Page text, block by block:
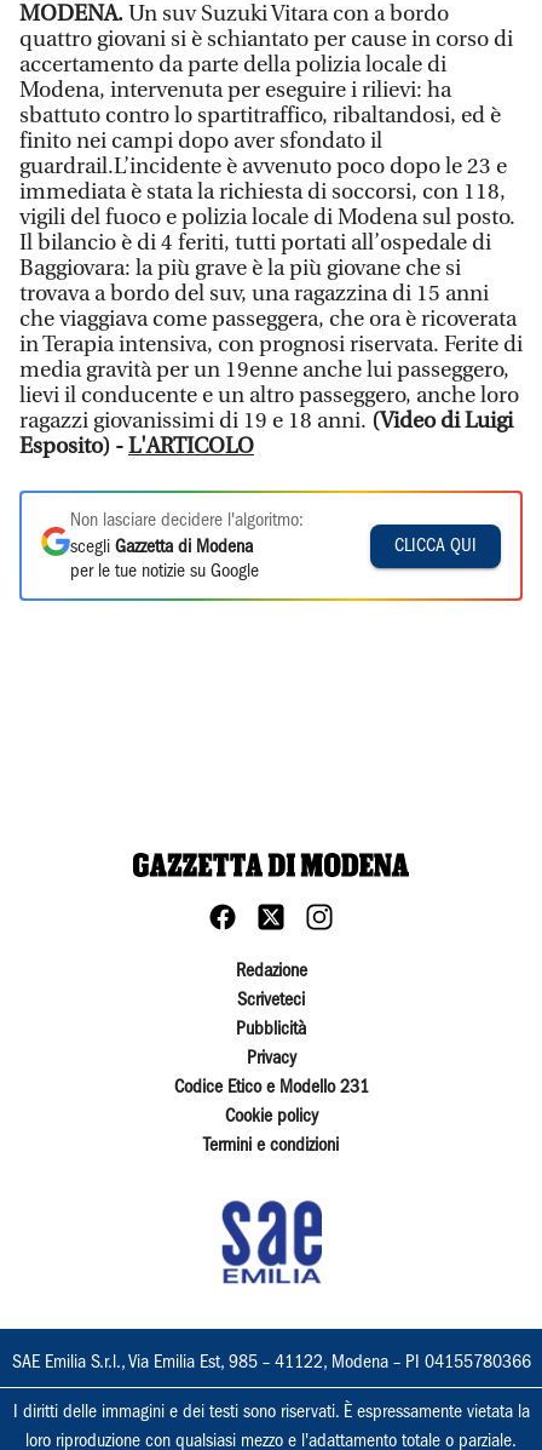
MODENA.Un suv Suzuki Vitara con a bordo
quattro giovani si è schiantato per cause in corso di
accertamento da parte della polizia locale di
Modena, intervenuta per eseguire i rilievi: ha
sbattuto contro lo spartitraffico, ribaltandosi, ed è
finito nei campi dopo aver sfondato il
guardrail.L’incidente è avvenuto poco dopo le 23 e
immediata è stata la richiesta di soccorsi, con 118,
vigili del fuoco e polizia locale di Modena sul posto.
Il bilancio è di 4 feriti, tutti portati all’ospedale di
Baggiovara: la più grave è la più giovane che si
trovava a bordo del suv, una ragazzina di 15 anni
che viaggiava come passeggera, che ora è ricoverata
in Terapia intensiva, con prognosi riservata. Ferite di
media gravità per un 19enne anche lui passeggero,
lievi il conducente e un altro passeggero, anche loro
ragazzi giovanissimi di 19 e 18 anni. (Video di Luigi
Esposito) -L'ARTICOLO
Non lasciare decidere l'algoritmo:
scegli Gazzetta di Modena
per le tue notizie su Google
CLICCA QUI
Redazione
Scriveteci
Pubblicità
Privacy
Codice Etico e Modello 231
Cookie policy
Termini e condizioni
SAE Emilia S.r.l., Via Emilia Est, 985 – 41122, Modena – PI 04155780366
I diritti delle immagini e dei testi sono riservati. È espressamente vietata la
loro riproduzione con qualsiasi mezzo e l'adattamento totale o parziale.